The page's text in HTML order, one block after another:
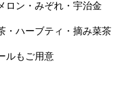
ロン・みぞれ・宇治金
・ハーブティ・摘み菜茶
ルもご用意